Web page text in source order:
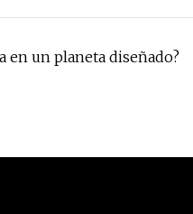
en un planeta diseñado?